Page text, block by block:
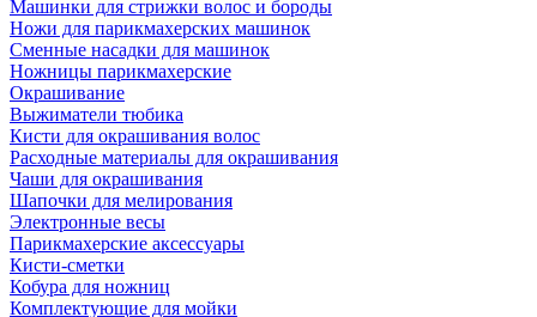
Машинки для стрижки волос и бороды
Ножи для парикмахерских машинок
Сменные насадки для машинок
Ножницы парикмахерские
Окрашивание
Выжиматели тюбика
Кисти для окрашивания волос
Расходные материалы для окрашивания
Чаши для окрашивания
Шапочки для мелирования
Электронные весы
Парикмахерские аксессуары
Кисти-сметки
Кобура для ножниц
Комплектующие для мойки